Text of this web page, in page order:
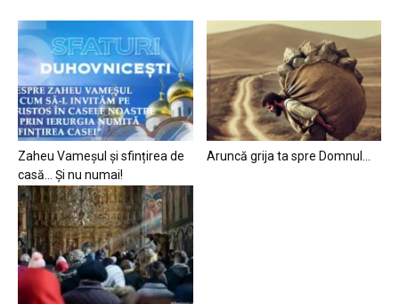
Zaheu Vameșul și sfințirea de
casă… Și nu numai!
Aruncă grija ta spre Domnul…